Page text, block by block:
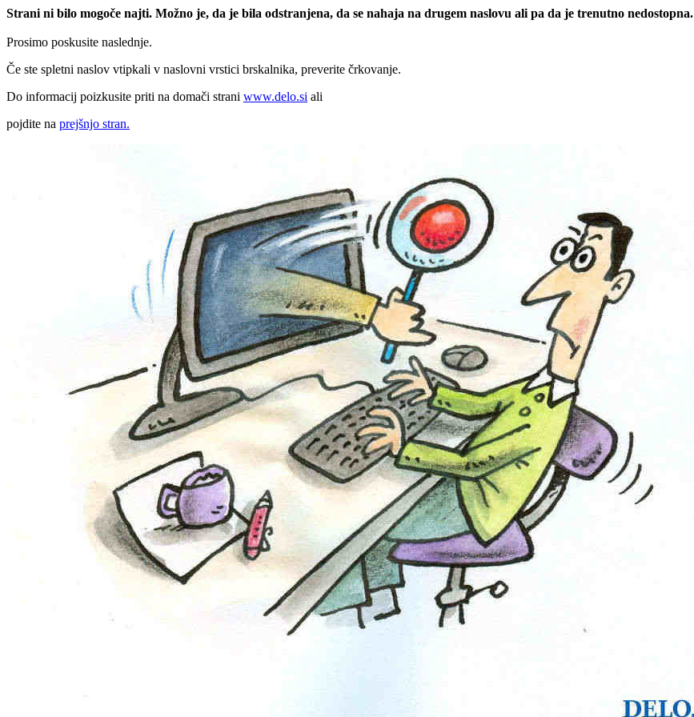
Strani ni bilo mogoče najti. Možno je, da je bila odstranjena, da se nahaja na drugem naslovu ali pa da je trenutno nedostopna.
Prosimo poskusite naslednje.
Če ste spletni naslov vtipkali v naslovni vrstici brskalnika, preverite črkovanje.
Do informacij poizkusite priti na domači strani www.delo.si ali
pojdite na prejšnjo stran.